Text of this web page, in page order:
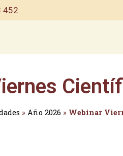
452
» Año 2026 » Webinar